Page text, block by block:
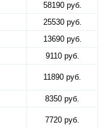
58190 руб.
25530 руб.
13690 руб.
9110 руб.
11890 руб.
8350 руб.
7720 руб.